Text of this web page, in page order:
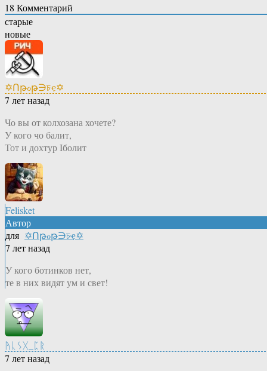
18 Комментарий
старые
новые
✡Ոթℴթ∋চҿ✡
7 лет назад
Чо вы от колхозана хочете?
У кого чо балит,
Тот и дохтур Iболит
Felisket
Автор
для ✡Ոթℴթ∋চҿ✡
7 лет назад
У кого ботинков нет,
те в них видят ум и свет!
ᚤᚳᛊᚷ_ᛈᚱ
7 лет назад